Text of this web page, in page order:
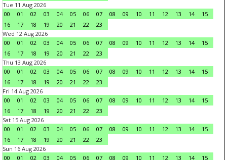
Tue 11 Aug 2026
00
01 02 03 04 05 06 07 08 09 10 11 12 13 14
15
16
17 18 19 20 21 22
23
Wed 12 Aug 2026
00
01 02 03 04 05 06 07 08 09 10 11 12 13 14
15
16
17 18 19 20 21 22
23
Thu 13 Aug 2026
00
01 02 03 04 05 06 07 08 09 10 11 12 13 14
15
16
17 18 19 20 21 22
23
Fri 14 Aug 2026
00
01 02 03 04 05 06 07 08 09 10 11 12 13 14
15
16
17 18 19 20 21 22
23
Sat 15 Aug 2026
00
01 02 03 04 05 06 07 08 09 10 11 12 13 14
15
16
17 18 19 20 21 22
23
Sun 16 Aug 2026
00
01 02 03 04 05 06 07 08 09 10 11 12 13 14 15